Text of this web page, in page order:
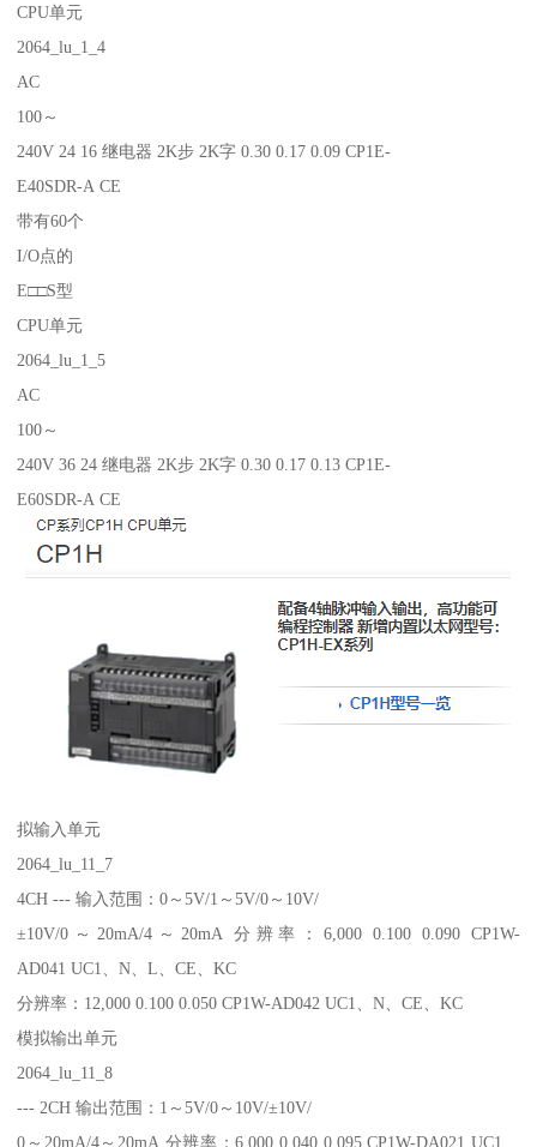
CPU单元
2064_lu_1_4
AC
100～
240V 24 16 继电器 2K步 2K字 0.30 0.17 0.09 CP1E-
E40SDR-A CE
带有60个
I/O点的
E□□S型
CPU单元
2064_lu_1_5
AC
100～
240V 36 24 继电器 2K步 2K字 0.30 0.17 0.13 CP1E-
E60SDR-A CE
拟输入单元
2064_lu_11_7
4CH --- 输入范围：0～5V/1～5V/0～10V/
±10V/0～20mA/4～20mA 分辨率：6,000 0.100 0.090 CP1W-
AD041 UC1、N、L、CE、KC
分辨率：12,000 0.100 0.050 CP1W-AD042 UC1、N、CE、KC
模拟输出单元
2064_lu_11_8
--- 2CH 输出范围：1～5V/0～10V/±10V/
0～20mA/4～20mA 分辨率：6,000 0.040 0.095 CP1W-DA021 UC1、